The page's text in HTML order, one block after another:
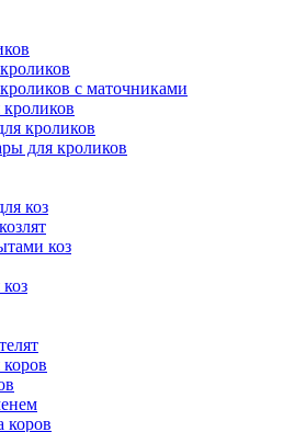
с маточниками
кроликов
для кроликов
коз
коз
коров